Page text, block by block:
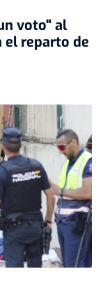
voto" al
el reparto de